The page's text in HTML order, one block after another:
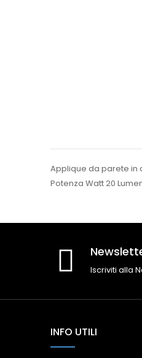
Applique da parete in
Potenza Watt 20
Iscriviti alla
INFO UTILI